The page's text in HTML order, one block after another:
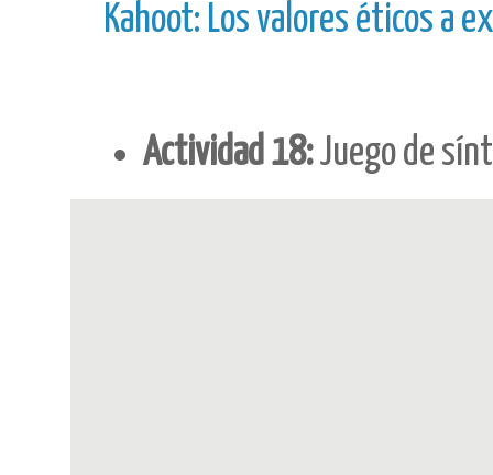
Kahoot: Los valores éticos a
Actividad 18:Juego de